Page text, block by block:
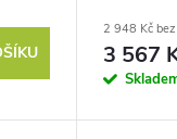
x
2 948 Kč
3 567